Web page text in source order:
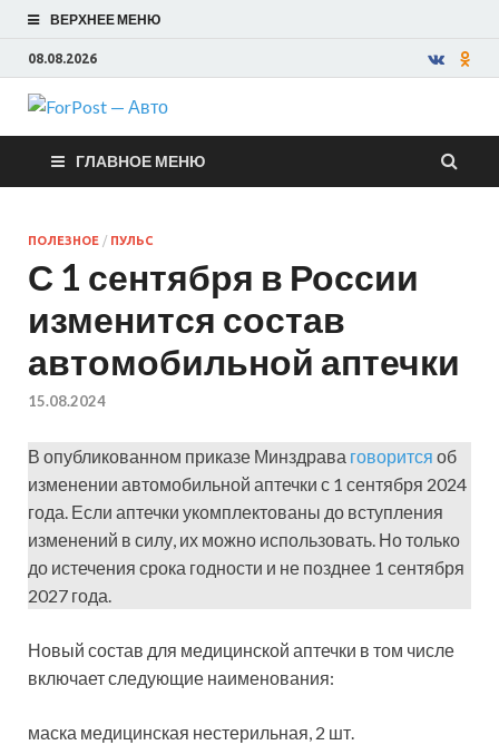
ВЕРХНЕЕ МЕНЮ
08.08.2026
ForPost —
Авто
ГЛАВНОЕ МЕНЮ
ПОЛЕЗНОЕ / ПУЛЬС
С 1 сентября в России
изменится состав
автомобильной аптечки
15.08.2024
В опубликованном приказе Минздрава говорится об
изменении автомобильной аптечки с 1 сентября 2024
года. Если аптечки укомплектованы до вступления
изменений в силу, их можно использовать. Но только
до истечения срока годности и не позднее 1 сентября
2027 года.
Новый состав для медицинской аптечки в том числе
включает следующие наименования:
маска медицинская нестерильная, 2 шт.